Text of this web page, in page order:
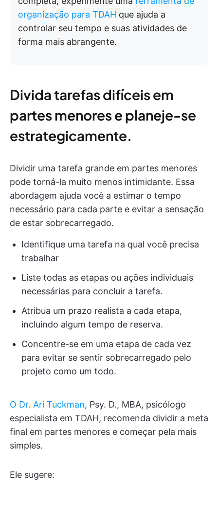
organização para TDAH que ajuda a
controlar seu tempo e suas atividades de
forma mais abrangente.
Divida tarefas difíceis em
partes menores e planeje-se
estrategicamente.
Dividir uma tarefa grande em partes menores
pode torná-la muito menos intimidante. Essa
abordagem ajuda você a estimar o tempo
necessário para cada parte e evitar a sensação
de estar sobrecarregado.
Identifique uma tarefa na qual você precisa
trabalhar
Liste todas as etapas ou ações individuais
necessárias para concluir a tarefa.
Atribua um prazo realista a cada etapa,
incluindo algum tempo de reserva.
Concentre-se em uma etapa de cada vez
para evitar se sentir sobrecarregado pelo
projeto como um todo.
O Dr. Ari Tuckman, Psy. D., MBA, psicólogo
especialista em TDAH, recomenda dividir a meta
final em partes menores e começar pela mais
simples.
Ele sugere: